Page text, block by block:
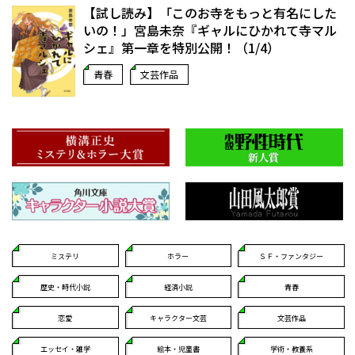
【試し読み】「このお寺をもっと有名にした
いの！」宮島未奈『ギャルにひかれて寺マル
シェ』第一章を特別公開！（1/4）
青春 文芸作品
ミステリ ホラー ＳＦ・ファンタジー
歴史・時代小説 経済小説 青春
恋愛 キャラクター文芸 文芸作品
エッセイ・雑学 絵本・児童書 学術・教養系